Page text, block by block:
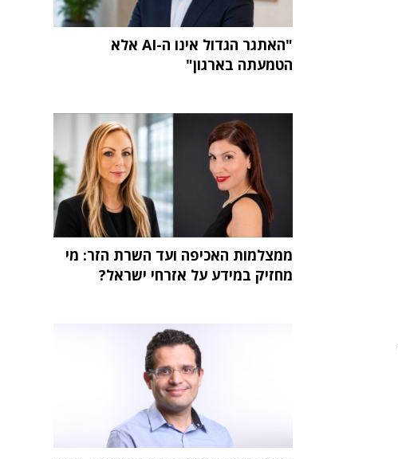
"האתגר הגדול אינו ה-AI אלא
הטמעתה בארגון"
ממצלמות האכיפה ועד השרת הזר: מי
מחזיק במידע על אזרחי ישראל?